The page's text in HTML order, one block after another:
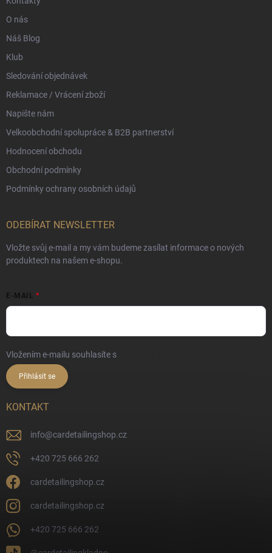
O nás
Náš Blog
Klub
Sledování objednávek
Reklamace / Vrácení zboží
Napište nám
Velkoobchodní spolupráce & B2B partnerství
Hodnocení obchodu
Obchodní podmínky
Podmínky ochrany osobních údajů
ODEBÍRAT NEWSLETTER
Vložte svůj e-mail a my vám budeme zasílat informace o nových
produktech na našem e-shopu.
E-MAIL
Vložením e-mailu souhlasíte s
Přihlásit se
KONTAKT
info@cardetailingshop.cz
+420 725 666 262
cardetailingshop.cz
cardetailingshop.cz
+420 725 666 262